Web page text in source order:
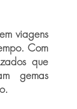
viagens
Com
que
gemas